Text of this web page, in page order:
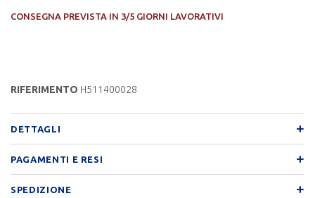
CONSEGNA PREVISTA IN 3/5 GIORNI LAVORATIVI
RIFERIMENTO H511400028
DETTAGLI
PAGAMENTI E RESI
SPEDIZIONE